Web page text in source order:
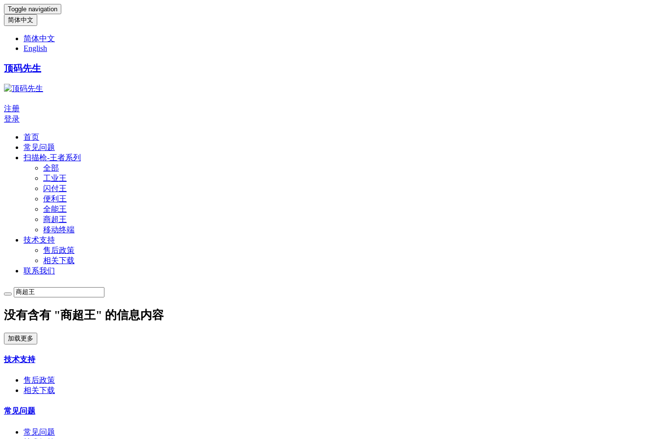
Toggle navigation
简体中文
简体中文
English
顶码先生
注册
登录
首页
常见问题
扫描枪-王者系列
全部
工业王
闪付王
便利王
全能王
商超王
移动终端
技术支持
售后政策
相关下载
联系我们
没有含有 "商超王" 的信息内容
加载更多
技术支持
售后政策
相关下载
常见问题
常见问题